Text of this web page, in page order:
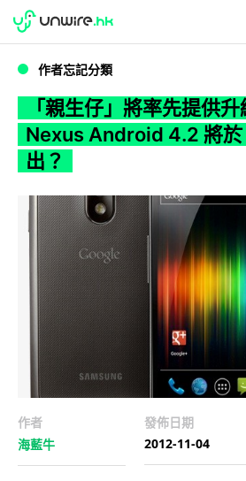
WWDC 2026
作者忘記分類
「親生仔」將率先提供
Nexus Android 4.2 將於
出？
作者
海藍牛
發佈日期
2012-11-04